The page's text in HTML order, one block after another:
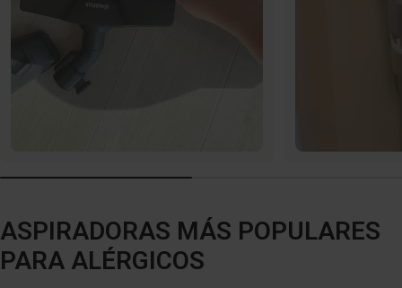
ASPIRADORAS MÁS POPULARES
PARA ALÉRGICOS